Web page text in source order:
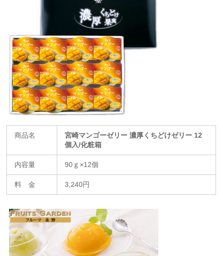
商品名
宮崎マンゴーゼリー 濃厚くちどけゼリー 12
個入/化粧箱
内容量 90ｇ×12個
料 金 3,240円